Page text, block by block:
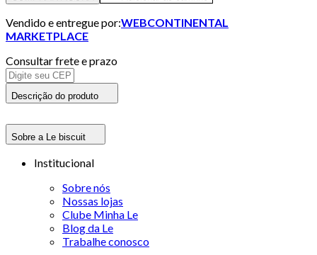
Vendido e entregue por:WEBCONTINENTAL
MARKETPLACE
Consultar frete e prazo
Descrição do produto
Sobre a Le biscuit
Institucional
Sobre nós
Nossas lojas
Clube Minha Le
Blog da Le
Trabalhe conosco